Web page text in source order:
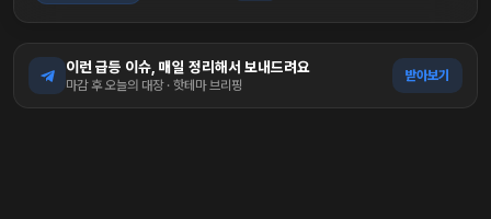
이런 급등 이슈, 매일 정리해서 보내드려요
마감 후 오늘의 대장 · 핫테마 브리핑
받아보기